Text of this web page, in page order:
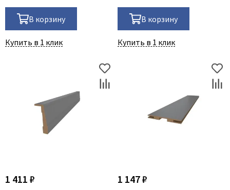
В корзину
Купить в 1 клик
В корзину
Купить в 1 клик
1 411 ₽ 1 147 ₽